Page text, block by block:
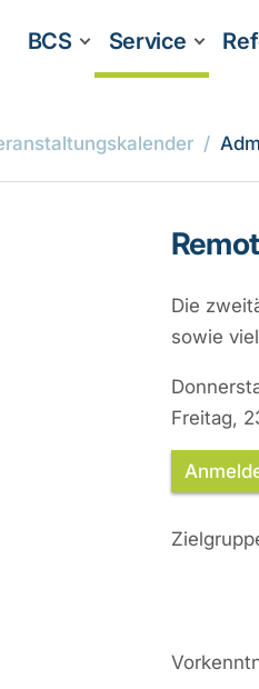
BCS Service
Die
sowie
Freitag,